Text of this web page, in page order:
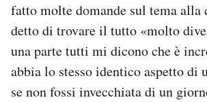
fatto molte domande sul tema alla
detto di trovare il tutto «molto
una parte tutti mi dicono che è
abbia lo stesso identico aspetto di
se non fossi invecchiata di un